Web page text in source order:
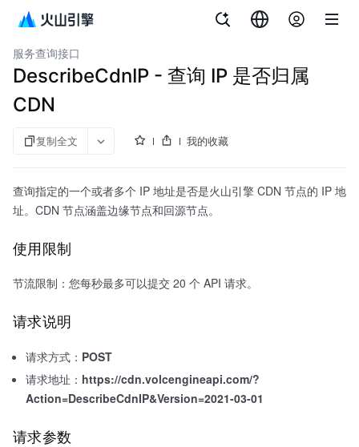
内容分发网络
服务查询接口
DescribeCdnIP - 查询 IP 是否归属
CDN
复制全文 我的收藏
查询指定的一个或者多个 IP 地址是否是火山引擎 CDN 节点的 IP 地
址。CDN 节点涵盖边缘节点和回源节点。
使用限制
节流限制：您每秒最多可以提交 20 个 API 请求。
请求说明
请求方式： POST
请求地址： https://cdn.volcengineapi.com/?
Action=DescribeCdnIP&Version=2021-03-01
请求参数